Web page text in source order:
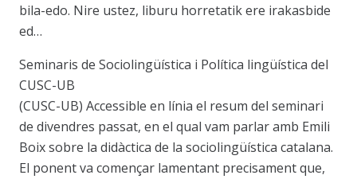
bila-edo. Nire ustez, liburu horretatik ere irakasbide
ed…
Seminaris de Sociolingüística i Política lingüística del
CUSC-UB
(CUSC-UB) Accessible en línia el resum del seminari
de divendres passat, en el qual vam parlar amb Emili
Boix sobre la didàctica de la sociolingüística catalana.
El ponent va començar lamentant precisament que,